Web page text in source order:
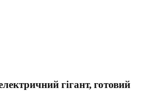
гігант, готовий